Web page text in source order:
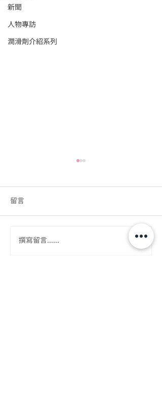
新聞
人物專訪
潤滑劑介紹系列
適合前菜的材料
留言
撰寫留言......